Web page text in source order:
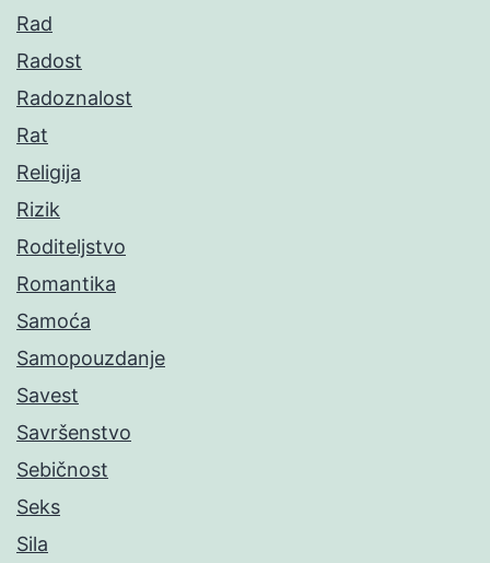
Rad
Radost
Radoznalost
Rat
Religija
Rizik
Roditeljstvo
Romantika
Samoća
Samopouzdanje
Savest
Savršenstvo
Sebičnost
Seks
Sila